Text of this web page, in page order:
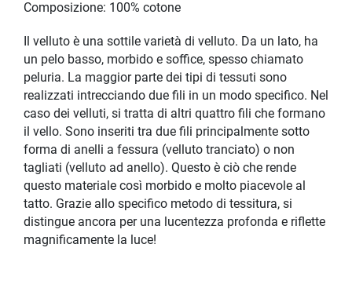
Composizione: 100% cotone
Il velluto è una sottile varietà di velluto. Da un lato, ha
un pelo basso, morbido e soffice, spesso chiamato
peluria. La maggior parte dei tipi di tessuti sono
realizzati intrecciando due fili in un modo specifico. Nel
caso dei velluti, si tratta di altri quattro fili che formano
il vello. Sono inseriti tra due fili principalmente sotto
forma di anelli a fessura (velluto tranciato) o non
tagliati (velluto ad anello). Questo è ciò che rende
questo materiale così morbido e molto piacevole al
tatto. Grazie allo specifico metodo di tessitura, si
distingue ancora per una lucentezza profonda e riflette
magnificamente la luce!